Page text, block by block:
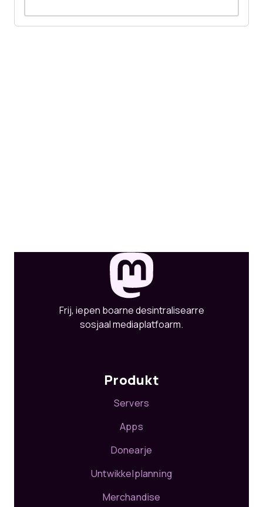
Frij, iepen boarne desintralisearre
sosjaal mediaplatfoarm.
Produkt
Servers
Apps
Donearje
Untwikkelplanning
Merchandise